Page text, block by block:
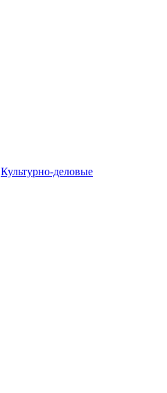
Культурно-деловые